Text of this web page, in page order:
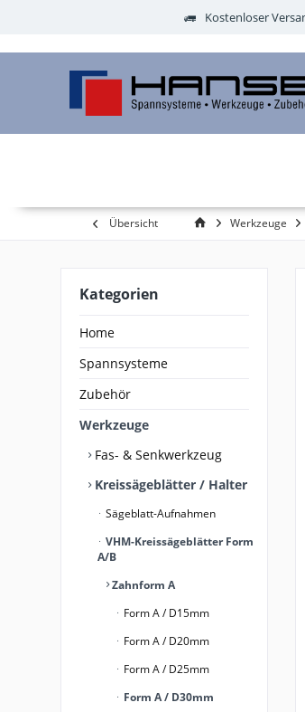
Kostenloser
Übersicht Werkzeuge
Kategorien
Home
Spannsysteme
Zubehör
Werkzeuge
Fas- & Senkwerkzeug
Kreissägeblätter / Halter
Sägeblatt-Aufnahmen
VHM-Kreissägeblätter Form
A/B
Zahnform A
Form A / D15mm
Form A / D20mm
Form A / D25mm
Form A / D30mm